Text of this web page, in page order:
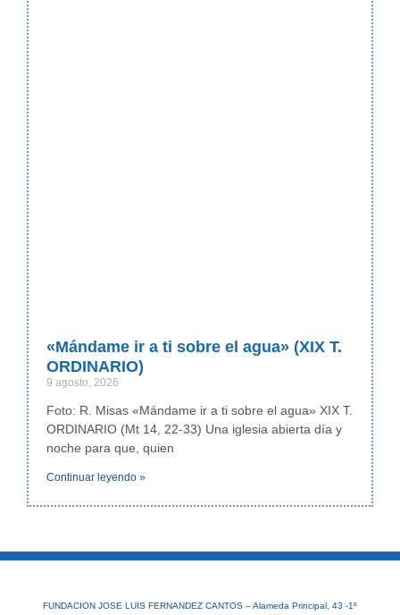
«Mándame ir a ti sobre el agua» (XIX T.
ORDINARIO)
9 agosto, 2026
Foto: R. Misas «Mándame ir a ti sobre el agua» XIX T.
ORDINARIO (Mt 14, 22-33) Una iglesia abierta día y
noche para que, quien
Continuar leyendo »
FUNDACION JOSE LUIS FERNANDEZ CANTOS – Alameda Principal, 43 -1º